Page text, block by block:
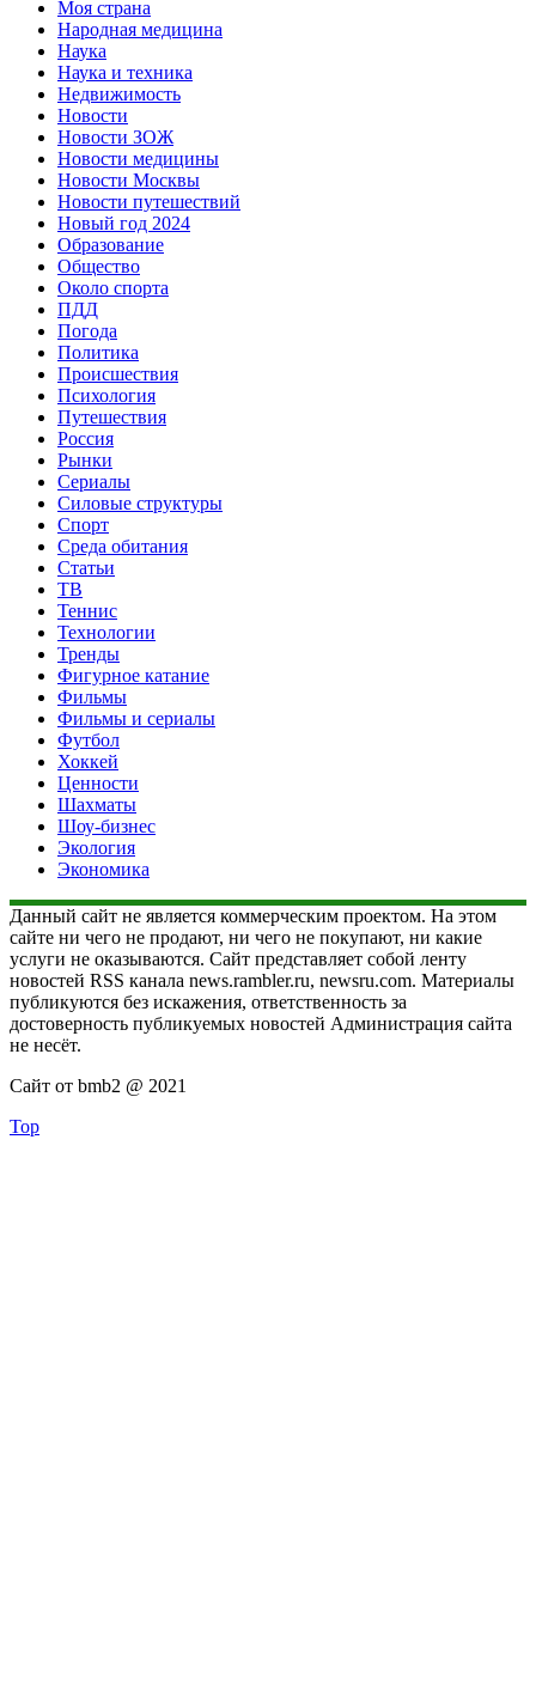
Моя страна
Народная медицина
Наука
Наука и техника
Недвижимость
Новости
Новости ЗОЖ
Новости медицины
Новости Москвы
Новости путешествий
Новый год 2024
Образование
Общество
Около спорта
ПДД
Погода
Политика
Происшествия
Психология
Путешествия
Россия
Рынки
Сериалы
Силовые структуры
Спорт
Среда обитания
Статьи
ТВ
Теннис
Технологии
Тренды
Фигурное катание
Фильмы
Фильмы и сериалы
Футбол
Хоккей
Ценности
Шахматы
Шоу-бизнес
Экология
Экономика
Данный сайт не является коммерческим проектом. На этом
сайте ни чего не продают, ни чего не покупают, ни какие
услуги не оказываются. Сайт представляет собой ленту
новостей RSS канала news.rambler.ru, newsru.com. Материалы
публикуются без искажения, ответственность за
достоверность публикуемых новостей Администрация сайта
не несёт.
Сайт от bmb2 @ 2021
Top